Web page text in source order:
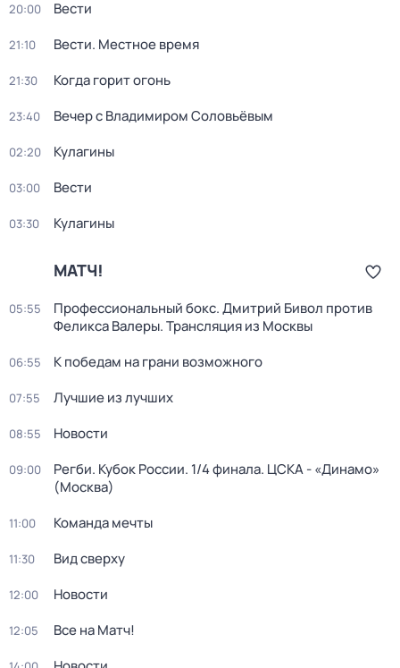
20:00 Вести
21:10 Вести. Местное время
21:30 Когда горит огонь
23:40 Вечер с Владимиром Соловьёвым
02:20 Кулагины
03:00 Вести
03:30 Кулагины
МАТЧ!
05:55
Профессиональный бокс. Дмитрий Бивол против
Феликса Валеры. Трансляция из Москвы
06:55 К победам на грани возможного
07:55 Лучшие из лучших
08:55 Новости
09:00
Регби. Кубок России. 1/4 финала. ЦСКА - «Динамо»
(Москва)
11:00 Команда мечты
11:30 Вид сверху
12:00 Новости
12:05 Все на Матч!